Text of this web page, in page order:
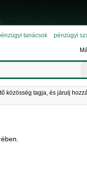
tanácsok pénzügyi
közösség tagja, és járulj